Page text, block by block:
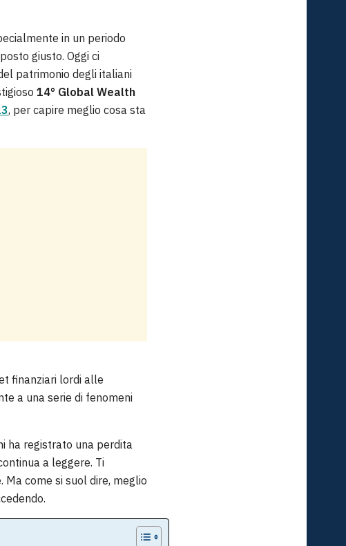
in un periodo
giusto. Oggi ci
patrimonio degli italiani
14° Global Wealth
, per capire meglio cosa sta
finanziari lordi alle
a una serie di fenomeni
ha registrato una perdita
a leggere. Ti
Ma come si suol dire, meglio